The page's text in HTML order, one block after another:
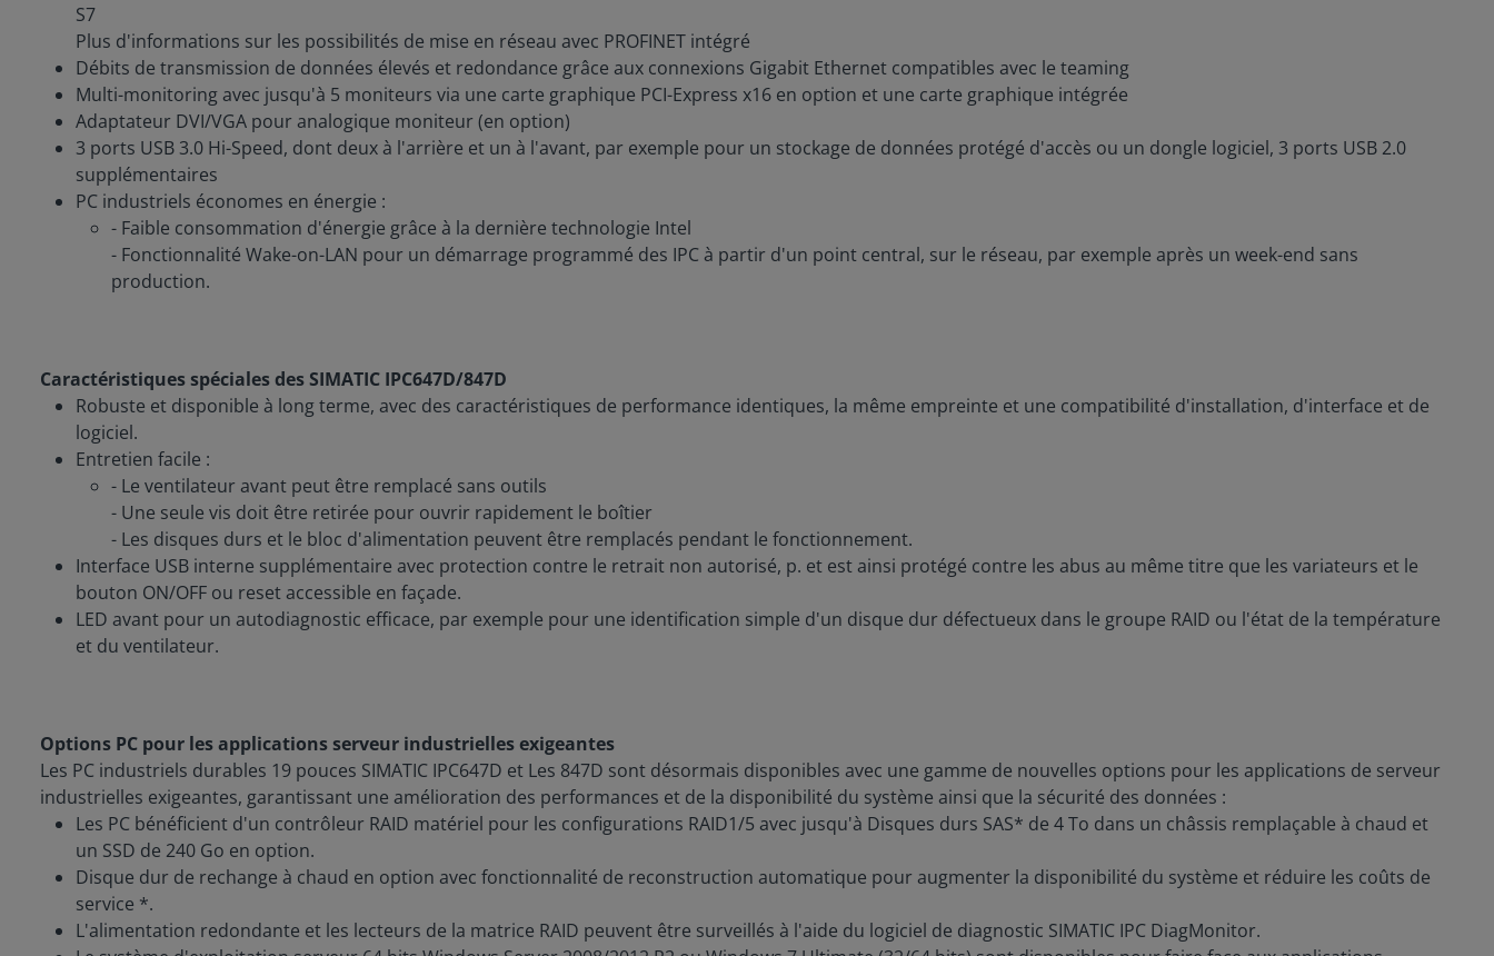
S7
Plus d'informations sur les possibilités de mise en réseau avec PROFINET intégré
Débits de transmission de données élevés et redondance grâce aux connexions Gigabit Ethernet compatibles avec le teaming
Multi-monitoring avec jusqu'à 5 moniteurs via une carte graphique PCI-Express x16 en option et une carte graphique intégrée
Adaptateur DVI/VGA pour analogique moniteur (en option)
3 ports USB 3.0 Hi-Speed, dont deux à l'arrière et un à l'avant, par exemple pour un stockage de données protégé d'accès ou un dongle logiciel, 3 ports USB 2.0
supplémentaires
PC industriels économes en énergie :
- Faible consommation d'énergie grâce à la dernière technologie Intel
- Fonctionnalité Wake-on-LAN pour un démarrage programmé des IPC à partir d'un point central, sur le réseau, par exemple après un week-end sans
production.
Caractéristiques spéciales des SIMATIC IPC647D/847D
Robuste et disponible à long terme, avec des caractéristiques de performance identiques, la même empreinte et une compatibilité d'installation, d'interface et de
logiciel.
Entretien facile :
- Le ventilateur avant peut être remplacé sans outils
- Une seule vis doit être retirée pour ouvrir rapidement le boîtier
- Les disques durs et le bloc d'alimentation peuvent être remplacés pendant le fonctionnement.
Interface USB interne supplémentaire avec protection contre le retrait non autorisé, p. et est ainsi protégé contre les abus au même titre que les variateurs et le
bouton ON/OFF ou reset accessible en façade.
LED avant pour un autodiagnostic efficace, par exemple pour une identification simple d'un disque dur défectueux dans le groupe RAID ou l'état de la température
et du ventilateur.
Options PC pour les applications serveur industrielles exigeantes
Les PC industriels durables 19 pouces SIMATIC IPC647D et Les 847D sont désormais disponibles avec une gamme de nouvelles options pour les applications de serveur
industrielles exigeantes, garantissant une amélioration des performances et de la disponibilité du système ainsi que la sécurité des données :
Les PC bénéficient d'un contrôleur RAID matériel pour les configurations RAID1/5 avec jusqu'à Disques durs SAS* de 4 To dans un châssis remplaçable à chaud et
un SSD de 240 Go en option.
Disque dur de rechange à chaud en option avec fonctionnalité de reconstruction automatique pour augmenter la disponibilité du système et réduire les coûts de
service *.
L'alimentation redondante et les lecteurs de la matrice RAID peuvent être surveillés à l'aide du logiciel de diagnostic SIMATIC IPC DiagMonitor.